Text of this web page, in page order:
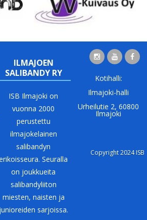
ILMAJOEN
SALIBANDY RY
ISB Ilmajoki on
vuonna 2000
perustettu
ilmajokelainen
salibandyn
Seuralla
on joukkueita
salibandyliiton
miesten, naisten ja
junioreiden sarjoissa.
Kotihalli:
Ilmajoki-halli
Urheilutie 2, 60800
Ilmajoki
Copyright 2024 ISB